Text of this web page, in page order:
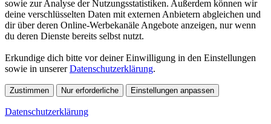
sowie zur Analyse der Nutzungsstatistiken. Außerdem können wir
deine verschlüsselten Daten mit externen Anbietern abgleichen und
dir über deren Online-Werbekanäle Angebote anzeigen, nur wenn
du deren Dienste bereits selbst nutzt.
Erkundige dich bitte vor deiner Einwilligung in den Einstellungen
sowie in unsererDatenschutzerklärung.
Zustimmen Nur erforderliche Einstellungen anpassen
Datenschutzerklärung